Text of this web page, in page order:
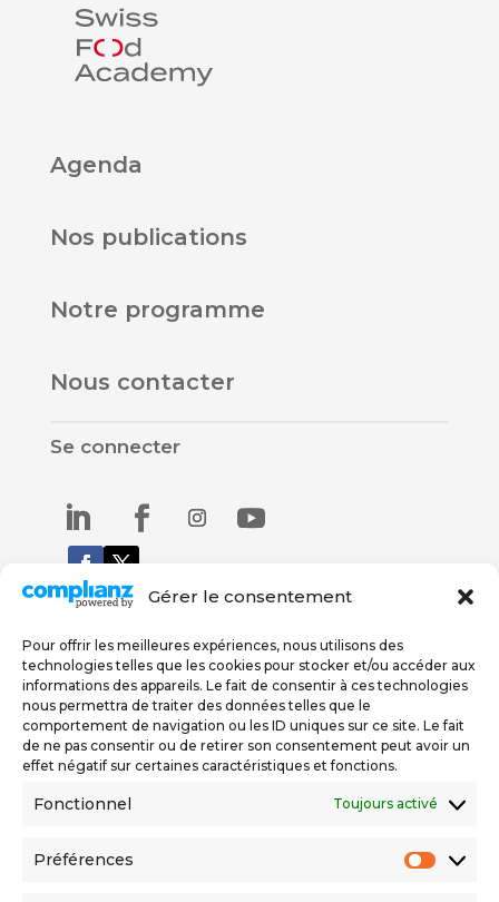
Gérer le consentement
Pour offrir les meilleures expériences, nous utilisons des
technologies telles que les cookies pour stocker et/ou accéder aux
informations des appareils. Le fait de consentir à ces technologies
nous permettra de traiter des données telles que le
comportement de navigation ou les ID uniques sur ce site. Le fait
de ne pas consentir ou de retirer son consentement peut avoir un
effet négatif sur certaines caractéristiques et fonctions.
Fonctionnel Toujours activé
Préférences
Agenda
Nos publications
Notre programme
Nous contacter
Se connecter
Nous trouver
Rue De Carouge 58
1205 Genève
076 579 67 78
022 558 06 56
Politique de confidentialité